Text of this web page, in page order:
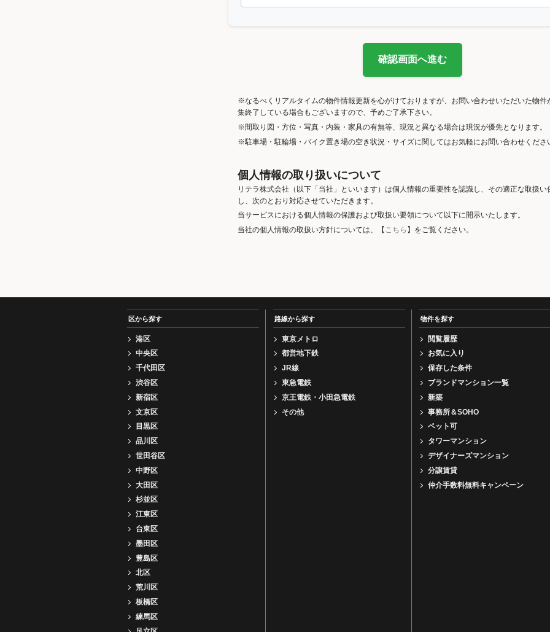
確認画面へ進む
※なるべくリアルタイムの物件情報更新を心がけておりますが、お問い合わせいただいた物件
集終了している場合もございますので、予めご了承下さい。
※間取り図・方位・写真・内装・家具の有無等、現況と異なる場合は現況が優先となります。
※駐車場・駐輪場・バイク置き場の空き状況・サイズに関してはお気軽にお問い合わせくださ
個人情報の取り扱いについて
リテラ株式会社（以下「当社」といいます）は個人情報の重要性を認識し、その適正な取扱い
し、次のとおり対応させていただきます。
当サービスにおける個人情報の保護および取扱い要領について以下に開示いたします。
当社の個人情報の取扱い方針については、【 こちら 】をご覧ください。
区から探す
港区
中央区
千代田区
渋谷区
新宿区
文京区
目黒区
品川区
世田谷区
中野区
大田区
杉並区
江東区
台東区
墨田区
豊島区
北区
荒川区
板橋区
練馬区
路線から探す
東京メトロ
都営地下鉄
JR線
東急電鉄
京王電鉄・小田急電鉄
その他
物件を探す
閲覧履歴
お気に入り
保存した条件
ブランドマンション一覧
新築
事務所＆SOHO
ペット可
タワーマンション
デザイナーズマンション
分譲賃貸
仲介手数料無料キャンペーン